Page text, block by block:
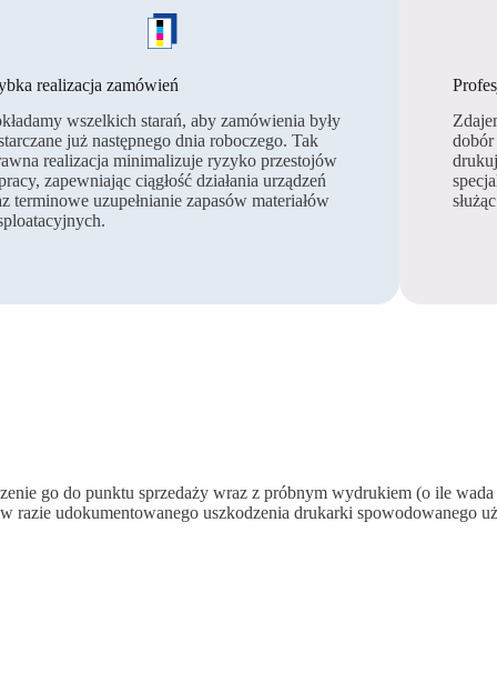
realizacja zamówień
wszelkich starań, aby zamówienia były
już następnego dnia roboczego. Tak
realizacja minimalizuje ryzyko przestojów
zapewniając ciągłość działania urządzeń
terminowe uzupełnianie zapasów materiałów
dobór
go do punktu sprzedaży wraz z próbnym wydrukiem (o ile
udokumentowanego uszkodzenia drukarki spowodowanego